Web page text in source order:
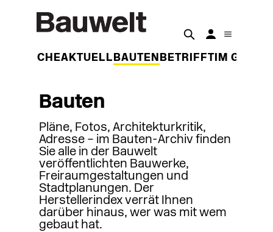
WOCHEAKTUELL BAUTEN BETRIFFT IM
Bauten
Pläne, Fotos, Architekturkritik,
Adresse – im Bauten-Archiv finden
Sie alle in der Bauwelt
veröffentlichten Bauwerke,
Freiraumgestaltungen und
Stadtplanungen. Der
Herstellerindex verrät Ihnen
darüber hinaus, wer was mit wem
gebaut hat.